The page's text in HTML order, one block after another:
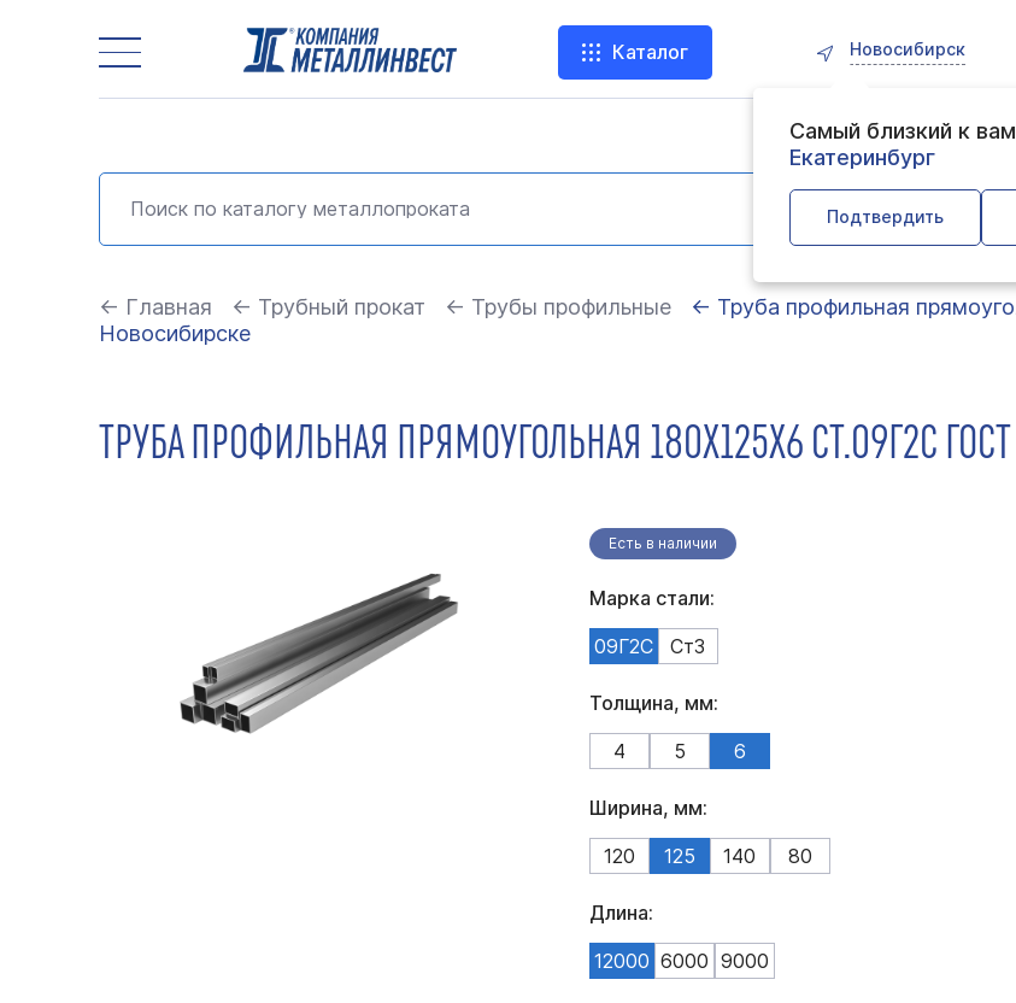
Каталог Новосибирск
Самый близкий к
Екатеринбург
Подтвердить
← Главная ← Трубный прокат ← Трубы профильные
← Труба профильная
Новосибирске
ТРУБА ПРОФИЛЬНАЯ ПРЯМОУГОЛЬНАЯ 180Х125Х6 СТ.09Г2С
Есть в наличии
Марка стали:
09Г2С
Ст3
Толщина, мм:
4
5 6
Ширина, мм:
120
125 140 80
Длина:
12000 6000 9000